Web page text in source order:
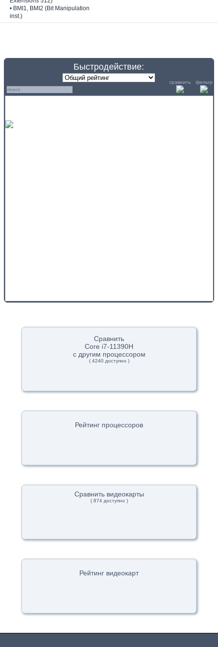
• BMI1, BMI2 (Bit Manipulation
inst.)
Быстродействие:
сравнить фильтр
Сравнить
Core i7-11390H
с другим процессором
( 4240 доступно )
Рейтинг процессоров
Сравнить видеокарты
( 874 доступно )
Рейтинг видеокарт